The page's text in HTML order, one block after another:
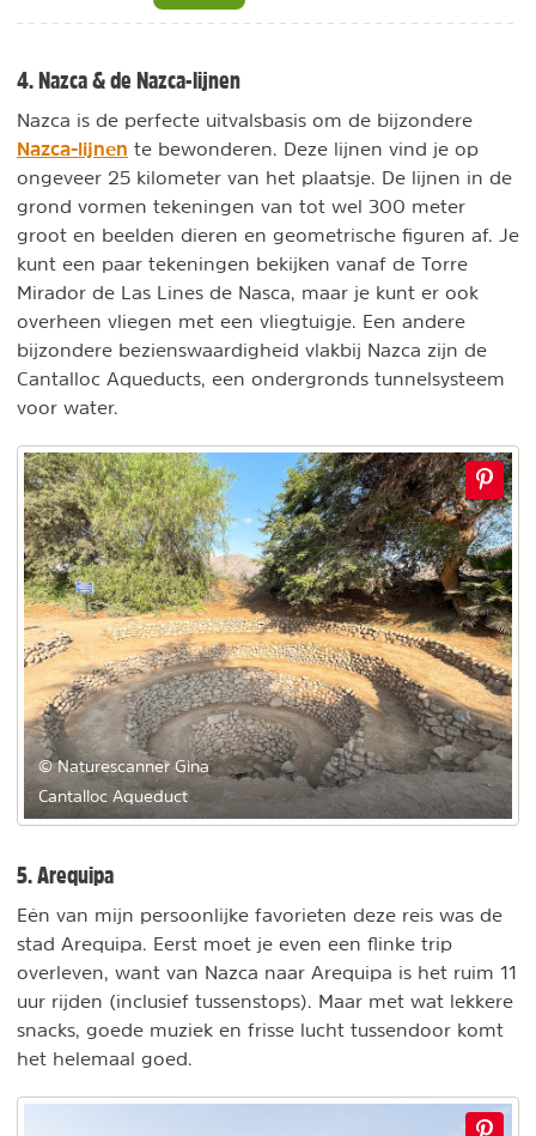
4. Nazca & de Nazca-lijnen
Nazca is de perfecte uitvalsbasis om de bijzondere
Nazca-lijnen te bewonderen. Deze lijnen vind je op
ongeveer 25 kilometer van het plaatsje. De lijnen in de
grond vormen tekeningen van tot wel 300 meter
groot en beelden dieren en geometrische figuren af. Je
kunt een paar tekeningen bekijken vanaf de Torre
Mirador de Las Lines de Nasca, maar je kunt er ook
overheen vliegen met een vliegtuigje. Een andere
bijzondere bezienswaardigheid vlakbij Nazca zijn de
Cantalloc Aqueducts, een ondergronds tunnelsysteem
voor water.
© Naturescanner Gina
Cantalloc Aqueduct
5. Arequipa
Eén van mijn persoonlijke favorieten deze reis was de
stad Arequipa. Eerst moet je even een flinke trip
overleven, want van Nazca naar Arequipa is het ruim 11
uur rijden (inclusief tussenstops). Maar met wat lekkere
snacks, goede muziek en frisse lucht tussendoor komt
het helemaal goed.